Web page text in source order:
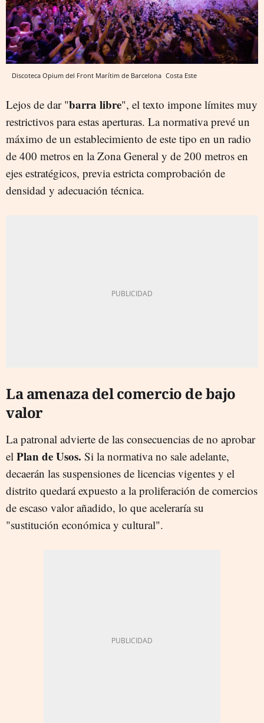
Discoteca Opium del Front Marítim de Barcelona Costa Este
Lejos de dar "barra libre", el texto impone límites muy
restrictivos para estas aperturas. La normativa prevé un
máximo de un establecimiento de este tipo en un radio
de 400 metros en la Zona General y de 200 metros en
ejes estratégicos, previa estricta comprobación de
densidad y adecuación técnica.
La amenaza del comercio de bajo
valor
La patronal advierte de las consecuencias de no aprobar
el Plan de Usos. Si la normativa no sale adelante,
decaerán las suspensiones de licencias vigentes y el
distrito quedará expuesto a la proliferación de comercios
de escaso valor añadido, lo que aceleraría su
"sustitución económica y cultural".